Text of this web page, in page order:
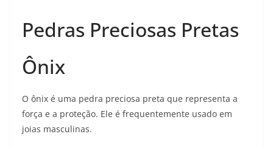
Pedras Preciosas Pretas
Ônix
O ônix é uma pedra preciosa preta que representa a
força e a proteção. Ele é frequentemente usado em
joias masculinas.